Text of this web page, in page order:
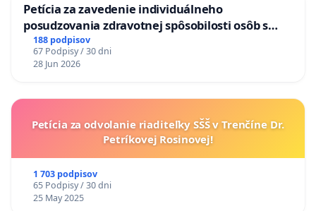
Petícia za zavedenie individuálneho
posudzovania zdravotnej spôsobilosti osôb s
diabetom 1. a 2. typu pri prijímaní do
Policajného zboru SR
188 podpisov
67 Podpisy / 30 dni
28 Jun 2026
Petícia za odvolanie riaditeľky SŠŠ v Trenčíne Dr.
Petríkovej Rosinovej!
1 703 podpisov
65 Podpisy / 30 dni
25 May 2025